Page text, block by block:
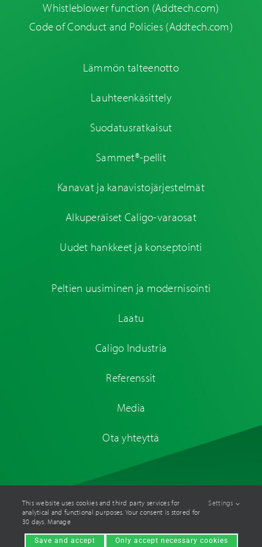
Whistleblower function (Addtech.com)
Code of Conduct and Policies (Addtech.com)
Lämmön talteenotto
Lauhteenkäsittely
Suodatusratkaisut
Sammet®-pellit
Kanavat ja kanavistojärjestelmät
Alkuperäiset Caligo-varaosat
Uudet hankkeet ja konseptointi
Peltien uusiminen ja modernisointi
Laatu
Caligo Industria
Referenssit
Media
Ota yhteyttä
© Caligo Industria Oy2026. All rights reserved. Site by
This website uses cookies and third party services for
analytical and functional purposes. Your consent is stored for
30 days. Manage
Settings
Save and accept Only accept necessary cookies